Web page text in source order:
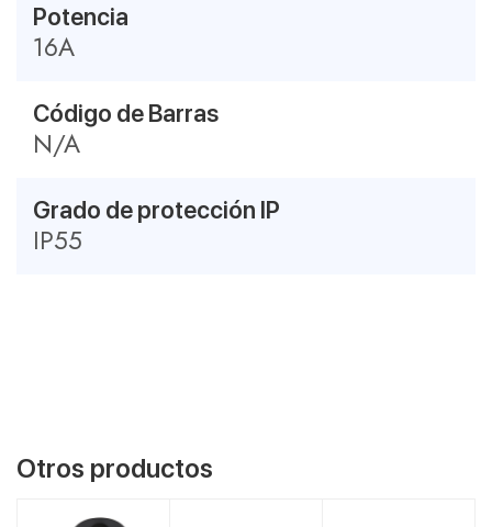
Potencia
16A
Código de Barras
N/A
Grado de protección IP
IP55
Otros productos